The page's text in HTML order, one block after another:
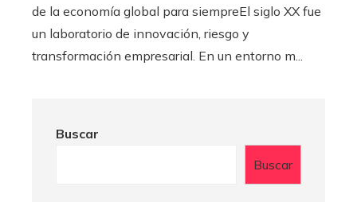
de la economía global para siempreEl siglo XX fue
un laboratorio de innovación, riesgo y
transformación empresarial. En un entorno m...
Buscar
Buscar